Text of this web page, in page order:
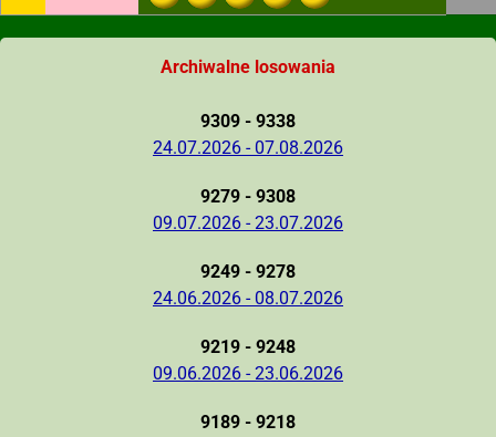
Archiwalne losowania
9309 - 9338
24.07.2026 - 07.08.2026
9279 - 9308
09.07.2026 - 23.07.2026
9249 - 9278
24.06.2026 - 08.07.2026
9219 - 9248
09.06.2026 - 23.06.2026
9189 - 9218